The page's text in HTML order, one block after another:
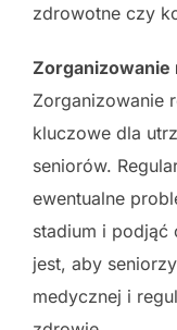
zdrowotne czy
Zorganizowanie
kluczowe dla
seniorów.
ewentualne
stadium i podjąć
jest, aby
medycznej i